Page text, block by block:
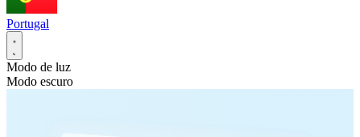
Portugal
Modo de luz
Modo escuro